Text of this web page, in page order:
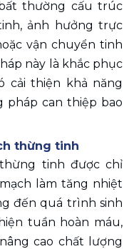
thường cấu trúc
ảnh hưởng trực
vận chuyển tinh
này là khắc phục
cải thiện khả năng
pháp can thiệp bao
thừng tinh
tinh được chỉ
làm tăng nhiệt
đến quá trình sinh
tuần hoàn máu,
cao chất lượng